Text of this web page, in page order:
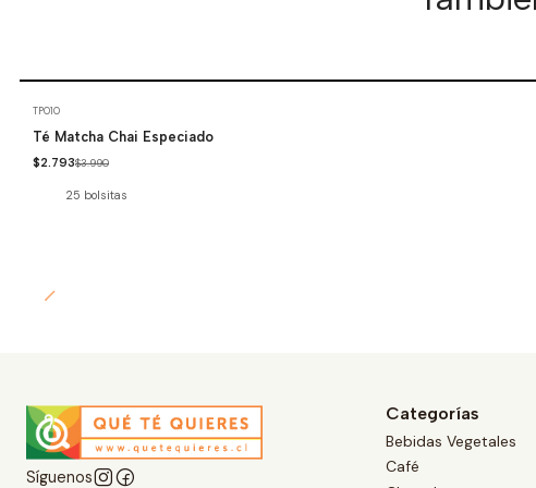
-30%
TP010
Té Matcha Chai Especiado
$2.793$3.990
25 bolsitas
Síguenos
Categorías
Bebidas Vegetales
Café